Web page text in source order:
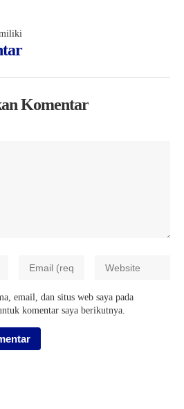
Komentar
email, dan situs web saya pada
komentar saya berikutnya.